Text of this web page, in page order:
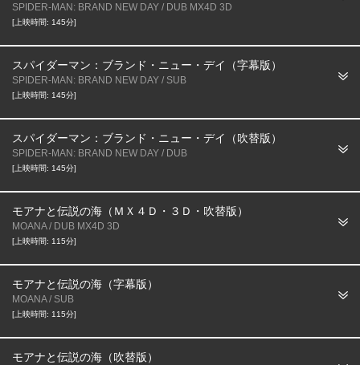
SPIDER-MAN: BRAND NEW DAY / DUB MX4D 3D
[上映時間: 145分]
スパイダーマン：ブランド・ニュー・デイ（字幕版）
SPIDER-MAN: BRAND NEW DAY / SUB
[上映時間: 145分]
スパイダーマン：ブランド・ニュー・デイ（吹替版）
SPIDER-MAN: BRAND NEW DAY / DUB
[上映時間: 145分]
モアナと伝説の海（ＭＸ４Ｄ・３Ｄ・吹替版）
MOANA / DUB MX4D 3D
[上映時間: 115分]
モアナと伝説の海（字幕版）
MOANA / SUB
[上映時間: 115分]
モアナと伝説の海（吹替版）